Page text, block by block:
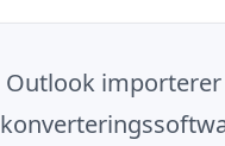
Outlook importerer